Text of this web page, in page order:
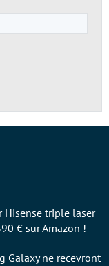
Hisense triple laser
€ sur Amazon !
Galaxy ne recevront